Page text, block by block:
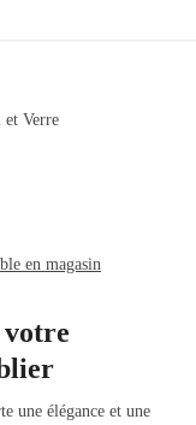
et Verre
en magasin
votre
une élégance et une